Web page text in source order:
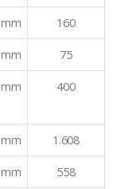
mm 160
mm 75
mm 400
mm 1.608
mm 558